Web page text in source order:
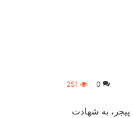
0
251
به شهادت